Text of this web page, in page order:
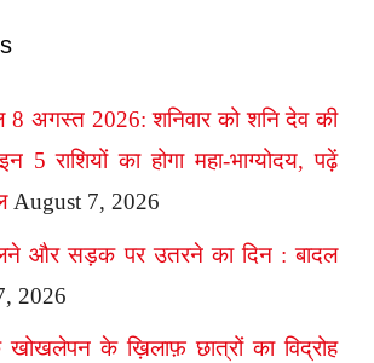
अगस्त 2026: शनिवार को शनि देव की
राशियों का होगा महा-भाग्योदय, पढ़ें
August 7, 2026
और सड़क पर उतरने का दिन : बादल
2026
के ख़िलाफ़ छात्रों का विद्रोह